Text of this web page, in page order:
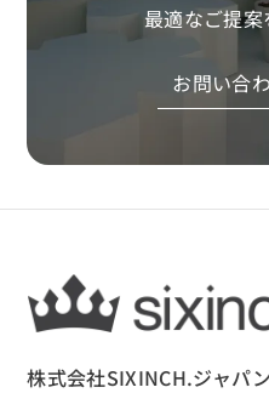
最適なご提案
お問い合
株式会社SIXINCH.ジャパン